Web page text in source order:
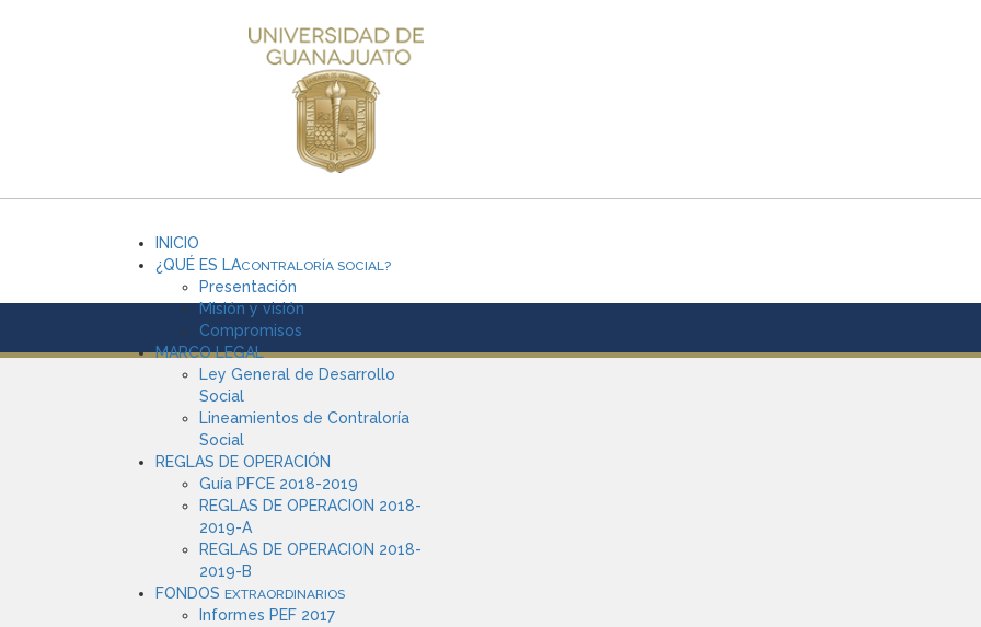
INICIO
¿QUÉ ES LACONTRALORÍA SOCIAL?
Presentación
Misión y visión
Compromisos
MARCO LEGAL
Ley General de Desarrollo
Social
Lineamientos de Contraloría
Social
REGLAS DE OPERACIÓN
Guía PFCE 2018-2019
REGLAS DE OPERACION 2018-
2019-A
REGLAS DE OPERACION 2018-
2019-B
FONDOS EXTRAORDINARIOS
Informes PEF 2017